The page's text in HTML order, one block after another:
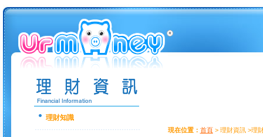
理財知識
現在位置： 首頁> 理財資訊 >理